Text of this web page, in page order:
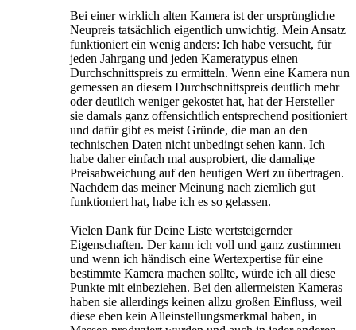
Bei einer wirklich alten Kamera ist der ursprüngliche
Neupreis tatsächlich eigentlich unwichtig. Mein Ansatz
funktioniert ein wenig anders: Ich habe versucht, für
jeden Jahrgang und jeden Kameratypus einen
Durchschnittspreis zu ermitteln. Wenn eine Kamera nun
gemessen an diesem Durchschnittspreis deutlich mehr
oder deutlich weniger gekostet hat, hat der Hersteller
sie damals ganz offensichtlich entsprechend positioniert
und dafür gibt es meist Gründe, die man an den
technischen Daten nicht unbedingt sehen kann. Ich
habe daher einfach mal ausprobiert, die damalige
Preisabweichung auf den heutigen Wert zu übertragen.
Nachdem das meiner Meinung nach ziemlich gut
funktioniert hat, habe ich es so gelassen.
Vielen Dank für Deine Liste wertsteigernder
Eigenschaften. Der kann ich voll und ganz zustimmen
und wenn ich händisch eine Wertexpertise für eine
bestimmte Kamera machen sollte, würde ich all diese
Punkte mit einbeziehen. Bei den allermeisten Kameras
haben sie allerdings keinen allzu großen Einfluss, weil
diese eben kein Alleinstellungsmerkmal haben, in